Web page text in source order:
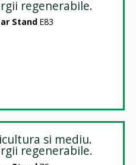
regenerabile.
Stand E83
si mediu.
regenerabile.